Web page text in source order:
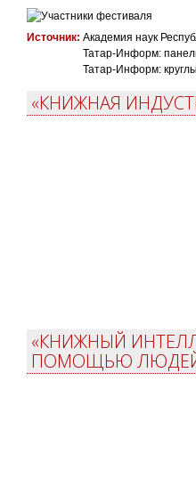
Источник: Академия наук
Татар-Информ:
Татар-Информ:
«КНИЖНАЯ
«КНИЖНЫЙ
ПОМОЩЬЮ